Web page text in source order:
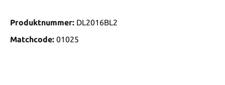
Produktnummer: DL2016BL2
Matchcode: 01025